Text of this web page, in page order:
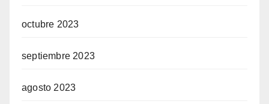
octubre 2023
septiembre 2023
agosto 2023